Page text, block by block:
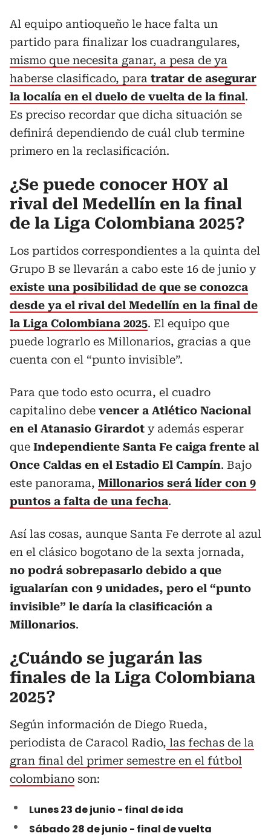
Al equipo antioqueño le hace falta un
partido para finalizar los cuadrangulares,
mismo que necesita ganar, a pesa de ya
haberse clasificado, para tratar de asegurar
la localía en el duelo de vuelta de la final.
Es preciso recordar que dicha situación se
definirá dependiendo de cuál club termine
primero en la reclasificación.
¿Se puede conocer HOY al
rival del Medellín en la final
de la Liga Colombiana 2025?
Los partidos correspondientes a la quinta del
Grupo B se llevarán a cabo este 16 de junio y
existe una posibilidad de que se conozca
desde ya el rival del Medellín en la final de
la Liga Colombiana 2025. El equipo que
puede lograrlo es Millonarios, gracias a que
cuenta con el “punto invisible”.
Para que todo esto ocurra, el cuadro
capitalino debe vencer a Atlético Nacional
en el Atanasio Girardot y además esperar
que Independiente Santa Fe caiga frente al
Once Caldas en el Estadio El Campín. Bajo
este panorama, Millonarios será líder con 9
puntos a falta de una fecha.
Así las cosas, aunque Santa Fe derrote al azul
en el clásico bogotano de la sexta jornada,
no podrá sobrepasarlo debido a que
igualarían con 9 unidades, pero el “punto
invisible” le daría la clasificación a
Millonarios.
¿Cuándo se jugarán las
finales de la Liga Colombiana
2025?
Según información de Diego Rueda,
periodista de Caracol Radio, las fechas de la
gran final del primer semestre en el fútbol
colombiano son:
Lunes 23 de junio - final de ida
Sábado 28 de junio - final de vuelta